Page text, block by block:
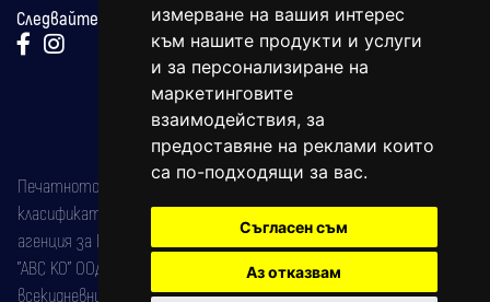
измерване на вашия интерес
към нашите продукти и услуги
и за персонализиране на
маркетинговите
взаимодействия, за
предоставяне на реклами които
са по-подходящи за вас.
Съгласен съм
Аз отказвам
Следвайте ни:
Печатното издание на вестника е регистрирано в националния
класификатор на печатните издания (Българска национална
агенция за ISSN) под номер: ISSN 1312-4722.
"АВС КО" ООД е притежател на марката: Вяра информационен
всекидневник на югозападна България, със свидетелство за марка